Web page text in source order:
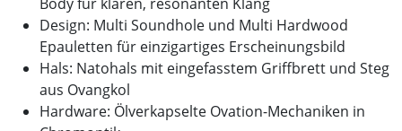
Design: Multi Soundhole und Multi Hardwood
Epauletten für einzigartiges Erscheinungsbild
Hals: Natohals mit eingefasstem Griffbrett und Steg
aus Ovangkol
Hardware: Ölverkapselte Ovation-Mechaniken in